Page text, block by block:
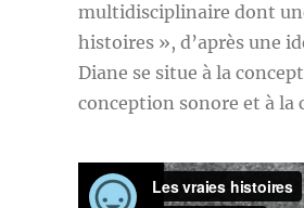
multidisciplinaire dont
histoires », d’après une
Diane se situe à la
conception sonore et à la
Collaboration